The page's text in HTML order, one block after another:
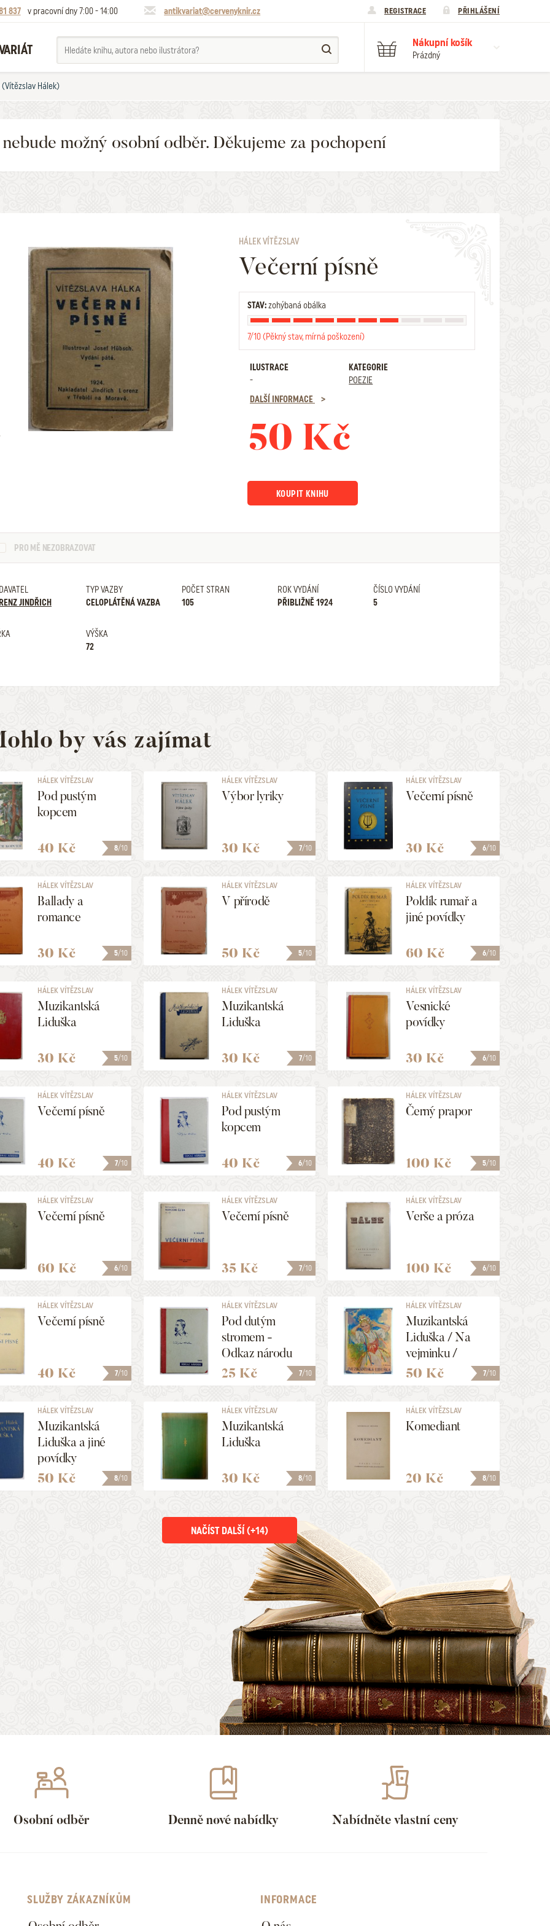
837 v pracovní dny 7:00 - 14:00 antikvariat@cervenyknir.cz REGISTRACE PŘIHLÁŠENÍ
Nákupní košík
Prázdný
Hálek)
možný osobní odběr. Děkujeme za pochopení
HÁLEK VÍTĚZSLAV
Večerní písně
STAV:zohýbaná obálka
7/10 (Pěkný stav, mírná poškození)
ILUSTRACE
-
KATEGORIE
POEZIE
DALŠÍ INFORMACE
50 Kč
KOUPIT KNIHU
PRO MĚ NEZOBRAZOVAT
JINDŘICH
TYP VAZBY
CELOPLÁTĚNÁ VAZBA
POČET STRAN
105
ROK VYDÁNÍ
PŘIBLIŽNĚ 1924
ČÍSLO VYDÁNÍ
5
VÝŠKA
72
by vás zajímat
8/10
HÁLEK VÍTĚZSLAV
Pod pustým
kopcem
40 Kč 7/10
HÁLEK VÍTĚZSLAV
Výbor lyriky
30 Kč 6/10
HÁLEK VÍTĚZSLAV
Večerní písně
30 Kč
5/10
HÁLEK VÍTĚZSLAV
Ballady a
romance
30 Kč 5/10
HÁLEK VÍTĚZSLAV
V přírodě
50 Kč 6/10
HÁLEK VÍTĚZSLAV
Poldík rumař a
jiné povídky
60 Kč
5/10
HÁLEK VÍTĚZSLAV
Muzikantská
Liduška
30 Kč 7/10
HÁLEK VÍTĚZSLAV
Muzikantská
Liduška
30 Kč 6/10
HÁLEK VÍTĚZSLAV
Vesnické
povídky
30 Kč
7/10
HÁLEK VÍTĚZSLAV
Večerní písně
40 Kč 6/10
HÁLEK VÍTĚZSLAV
Pod pustým
kopcem
40 Kč 5/10
HÁLEK VÍTĚZSLAV
Černý prapor
100 Kč
6/10
HÁLEK VÍTĚZSLAV
Večerní písně
60 Kč 7/10
HÁLEK VÍTĚZSLAV
Večerní písně
35 Kč 6/10
HÁLEK VÍTĚZSLAV
Verše a próza
100 Kč
7/10
HÁLEK VÍTĚZSLAV
Večerní písně
40 Kč 7/10
HÁLEK VÍTĚZSLAV
Pod dutým
stromem -
Odkaz národu
25 Kč 7/10
HÁLEK VÍTĚZSLAV
Muzikantská
Liduška / Na
vejminku /
"Študent" Kvoch
50 Kč
8/10
HÁLEK VÍTĚZSLAV
Muzikantská
Liduška a jiné
povídky
50 Kč 8/10
HÁLEK VÍTĚZSLAV
Muzikantská
Liduška
30 Kč 8/10
HÁLEK VÍTĚZSLAV
Komediant
20 Kč
NAČÍST DALŠÍ (+14)
Osobní odběr Denně nové nabídky Nabídněte vlastní ceny
SLUŽBY ZÁKAZNÍKŮM INFORMACE